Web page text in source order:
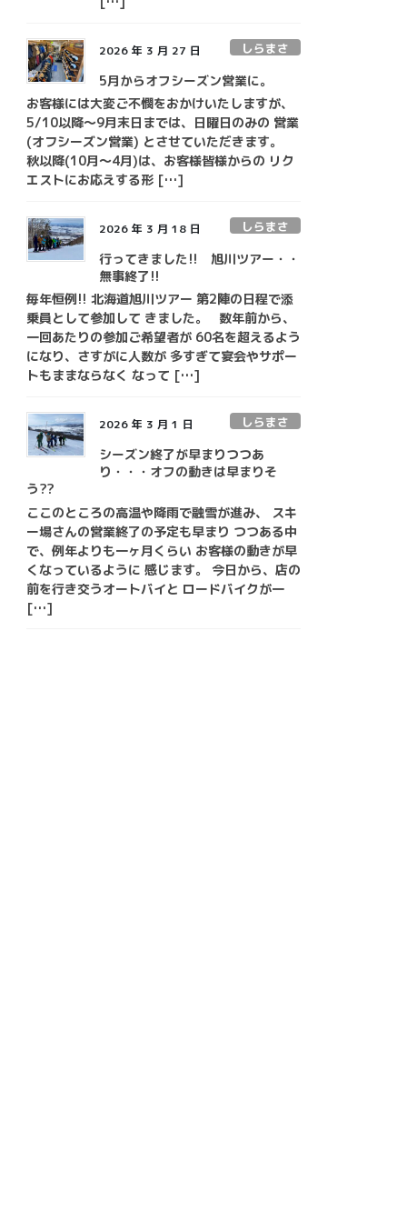
2026 年 3 月 27 日 しらまさ
5月からオフシーズン営業に。
お客様には大変ご不憫をおかけいたしますが、
5/10以降～9月末日までは、日曜日のみの 営業
(オフシーズン営業) とさせていただきます。
秋以降(10月～4月)は、お客様皆様からの リク
エストにお応えする形 […]
2026 年 3 月 18 日 しらまさ
行ってきました!! 旭川ツアー・・
無事終了!!
毎年恒例!! 北海道旭川ツアー 第2陣の日程で添
乗員として参加して きました。 数年前から、
一回あたりの参加ご希望者が 60名を超えるよう
になり、さすがに人数が 多すぎて宴会やサポー
トもままならなく なって […]
2026 年 3 月 1 日 しらまさ
シーズン終了が早まりつつあ
り・・・オフの動きは早まりそ
う??
ここのところの高温や降雨で融雪が進み、 スキ
ー場さんの営業終了の予定も早まり つつある中
で、例年よりも一ヶ月くらい お客様の動きが早
くなっているように 感じます。 今日から、店の
前を行き交うオートバイと ロードバイクが一
[…]